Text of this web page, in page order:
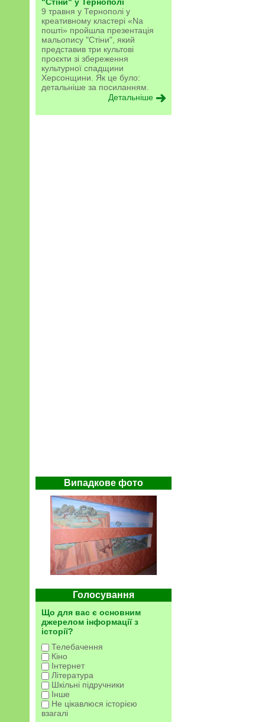
9 травня у Тернополі у
креативному кластері «Na
пошті» пройшла презентація
мальопису "Стіни", який
представив три культові
проєкти зі збереження
культурної спадщини
Херсонщини. Як це було:
детальніше за посиланням.
Детальніше
Випадкове фото
Голосування
Що для вас є основним
джерелом інформації з
історії?
Телебачення
Кіно
Інтернет
Література
Шкільні підручники
Інше
Не цікавлюся історією
взагалі